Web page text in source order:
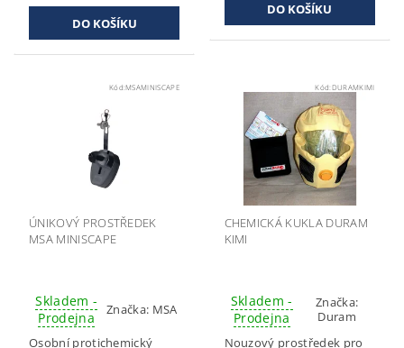
Kód:MSAMINISCAPE
ÚNIKOVÝ PROSTŘEDEK
MSA MINISCAPE
Skladem -
Prodejna
Značka: MSA
Osobní protichemický
Kód:DURAMKIMI
CHEMICKÁ KUKLA DURAM
KIMI
Skladem -
Prodejna
Značka:
Duram
Nouzový prostředek pro